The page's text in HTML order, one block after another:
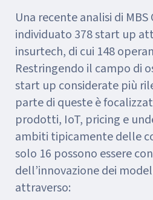
Una recente analisi di
individuato 378 start up
insurtech, di cui 148
Restringendo il campo di
start up considerate più
parte di queste è
prodotti, IoT, pricing e
ambiti tipicamente delle
solo 16 possono essere
dell’innovazione dei
attraverso: